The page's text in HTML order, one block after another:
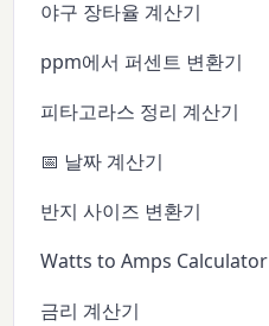
야구 장타율 계산기
ppm에서 퍼센트 변환기
피타고라스 정리 계산기
📅 날짜 계산기
반지 사이즈 변환기
Watts to Amps Calculator
금리 계산기